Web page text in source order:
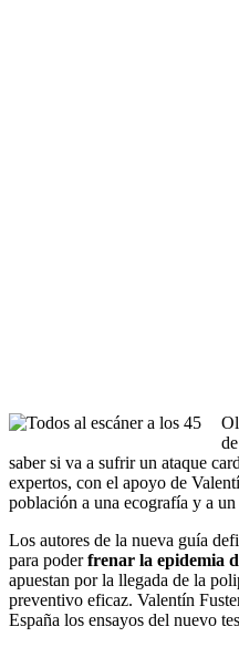
saber si va a sufrir un ataque
expertos, con el apoyo de
población a una ecografía y a
Los autores de la nueva guía
para poderfrenar la epidemia
apuestan por la llegada de la
preventivo eficaz. Valentín
España los ensayos del nuevo